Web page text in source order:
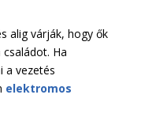
alig várják, hogy ők
Ha
a vezetés
elektromos